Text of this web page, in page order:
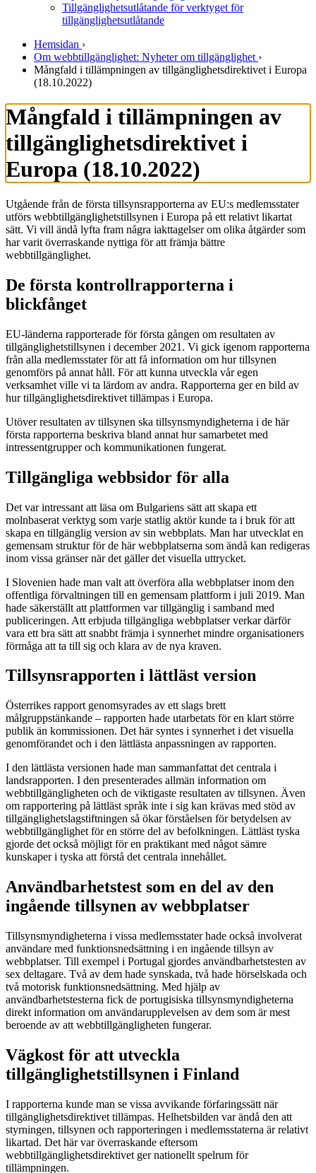
Tillgänglighetsutlåtande för verktyget för
tillgänglighetsutlåtande
Hemsidan ›
Om webbtillgänglighet: Nyheter om tillgänglighet ›
Mångfald i till­ämpningen av tillgänglighets­direktivet i Europa
(18.10.2022)
Mångfald i till­ämpningen av
tillgänglighets­direktivet i
Europa (18.10.2022)
Utgående från de första tillsynsrapporterna av EU:s medlemsstater
utförs webbtillgänglighetstillsynen i Europa på ett relativt likartat
sätt. Vi vill ändå lyfta fram några iakttagelser om olika åtgärder som
har varit överraskande nyttiga för att främja bättre
webbtillgänglighet.
De första kontrollrapporterna i
blickfånget
EU-länderna rapporterade för första gången om resultaten av
tillgänglighetstillsynen i december 2021. Vi gick igenom rapporterna
från alla medlemsstater för att få information om hur tillsynen
genomförs på annat håll. För att kunna utveckla vår egen
verksamhet ville vi ta lärdom av andra. Rapporterna ger en bild av
hur tillgänglighetsdirektivet tillämpas i Europa.
Utöver resultaten av tillsynen ska tillsynsmyndigheterna i de här
första rapporterna beskriva bland annat hur samarbetet med
intressentgrupper och kommunikationen fungerat.
Tillgängliga webbsidor för alla
Det var intressant att läsa om Bulgariens sätt att skapa ett
molnbaserat verktyg som varje statlig aktör kunde ta i bruk för att
skapa en tillgänglig version av sin webbplats. Man har utvecklat en
gemensam struktur för de här webbplatserna som ändå kan redigeras
inom vissa gränser när det gäller det visuella uttrycket.
I Slovenien hade man valt att överföra alla webbplatser inom den
offentliga förvaltningen till en gemensam plattform i juli 2019. Man
hade säkerställt att plattformen var tillgänglig i samband med
publiceringen. Att erbjuda tillgängliga webbplatser verkar därför
vara ett bra sätt att snabbt främja i synnerhet mindre organisationers
förmåga att ta till sig och klara av de nya kraven.
Tillsynsrapporten i lättläst version
Österrikes rapport genomsyrades av ett slags brett
målgruppstänkande – rapporten hade utarbetats för en klart större
publik än kommissionen. Det här syntes i synnerhet i det visuella
genomförandet och i den lättlästa anpassningen av rapporten.
I den lättlästa versionen hade man sammanfattat det centrala i
landsrapporten. I den presenterades allmän information om
webbtillgängligheten och de viktigaste resultaten av tillsynen. Även
om rapportering på lättläst språk inte i sig kan krävas med stöd av
tillgänglighetslagstiftningen så ökar förståelsen för betydelsen av
webbtillgänglighet för en större del av befolkningen. Lättläst tyska
gjorde det också möjligt för en praktikant med något sämre
kunskaper i tyska att förstå det centrala innehållet.
Användbarhetstest som en del av den
ingående tillsynen av webbplatser
Tillsynsmyndigheterna i vissa medlemsstater hade också involverat
användare med funktionsnedsättning i en ingående tillsyn av
webbplatser. Till exempel i Portugal gjordes användbarhetstesten av
sex deltagare. Två av dem hade synskada, två hade hörselskada och
två motorisk funktionsnedsättning. Med hjälp av
användbarhetstesterna fick de portugisiska tillsynsmyndigheterna
direkt information om användarupplevelsen av dem som är mest
beroende av att webbtillgängligheten fungerar.
Vägkost för att utveckla
tillgänglighetstillsynen i Finland
I rapporterna kunde man se vissa avvikande förfaringssätt när
tillgänglighetsdirektivet tillämpas. Helhetsbilden var ändå den att
styrningen, tillsynen och rapporteringen i medlemsstaterna är relativt
likartad. Det här var överraskande eftersom
webbtillgänglighetsdirektivet ger nationellt spelrum för
tillämpningen.